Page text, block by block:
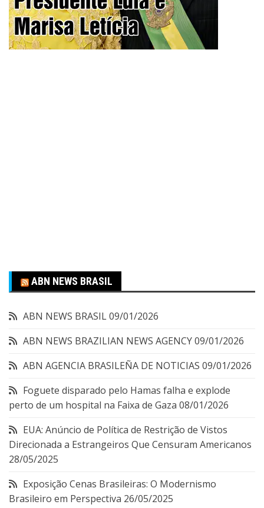
ABN NEWS BRASIL
ABN NEWS BRASIL09/01/2026
ABN NEWS BRAZILIAN NEWS AGENCY09/01/2026
ABN AGENCIA BRASILEÑA DE NOTICIAS 09/01/2026
Foguete disparado pelo Hamas falha e explode
perto de um hospital na Faixa de Gaza 08/01/2026
EUA: Anúncio de Política de Restrição de Vistos
Direcionada a Estrangeiros Que Censuram Americanos
28/05/2025
Exposição Cenas Brasileiras: O Modernismo
Brasileiro em Perspectiva 26/05/2025